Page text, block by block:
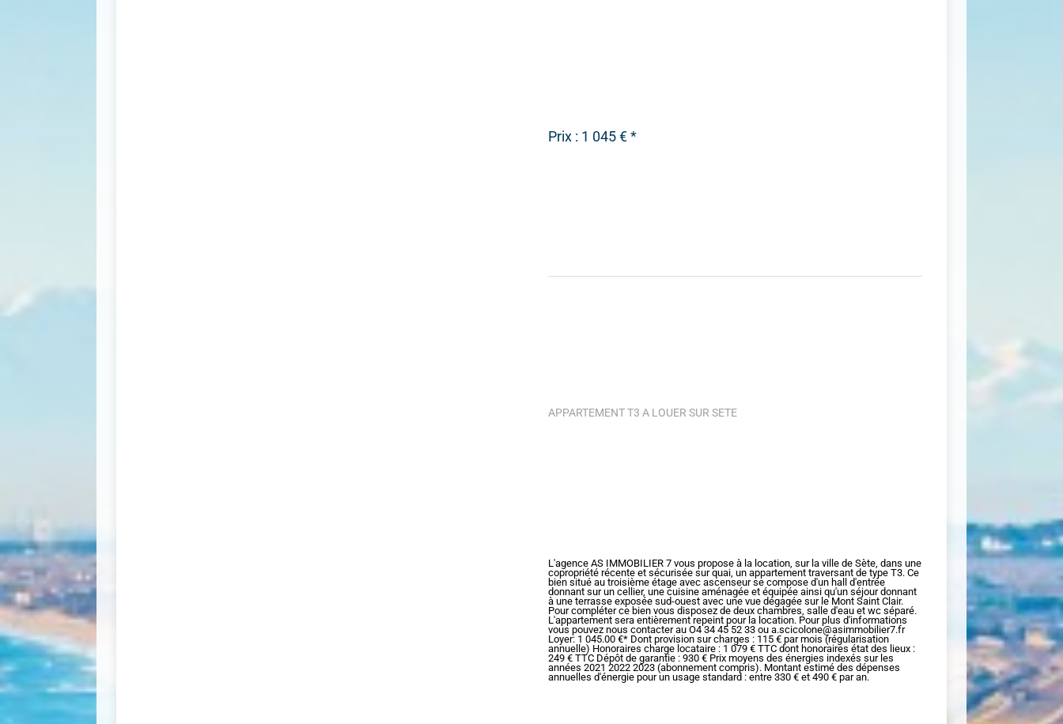
Prix : 1 045 € *
APPARTEMENT T3 A LOUER SUR SETE
L'agence AS IMMOBILIER 7 vous propose à la location, sur la ville de Sète, dans une
copropriété récente et sécurisée sur quai, un appartement traversant de type T3. Ce
bien situé au troisième étage avec ascenseur se compose d'un hall d'entrée
donnant sur un cellier, une cuisine aménagée et équipée ainsi qu'un séjour donnant
à une terrasse exposée sud-ouest avec une vue dégagée sur le Mont Saint Clair.
Pour compléter ce bien vous disposez de deux chambres, salle d'eau et wc séparé.
L'appartement sera entièrement repeint pour la location. Pour plus d'informations
vous pouvez nous contacter au O4 34 45 52 33 ou a.scicolone@asimmobilier7.fr
Loyer: 1 045.00 €* Dont provision sur charges : 115 € par mois (régularisation
annuelle) Honoraires charge locataire : 1 079 € TTC dont honoraires état des lieux :
249 € TTC Dépôt de garantie : 930 € Prix moyens des énergies indexés sur les
années 2021 2022 2023 (abonnement compris). Montant estimé des dépenses
annuelles d'énergie pour un usage standard : entre 330 € et 490 € par an.